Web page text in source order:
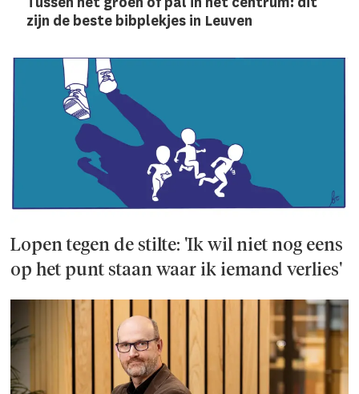
zijn de beste bibplekjes in Leuven
Lopen tegen de stilte: 'Ik wil niet nog eens
op het punt staan waar ik iemand verlies'